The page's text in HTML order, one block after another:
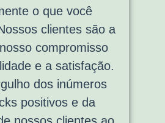
o que você
clientes são a
compromisso
e a satisfação.
dos inúmeros
positivos e da